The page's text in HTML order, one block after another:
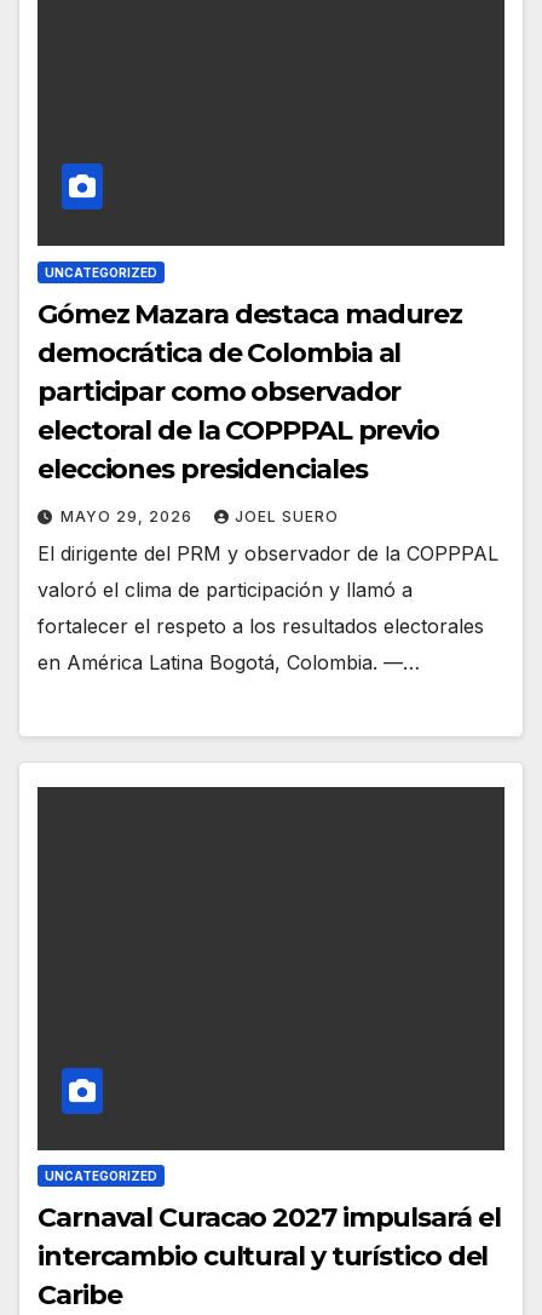
UNCATEGORIZED
Gómez Mazara destaca madurez
democrática de Colombia al
participar como observador
electoral de la COPPPAL previo
elecciones presidenciales
MAYO 29, 2026 JOEL SUERO
El dirigente del PRM y observador de la COPPPAL
valoró el clima de participación y llamó a
fortalecer el respeto a los resultados electorales
en América Latina Bogotá, Colombia. —…
UNCATEGORIZED
Carnaval Curacao 2027 impulsará el
intercambio cultural y turístico del
Caribe